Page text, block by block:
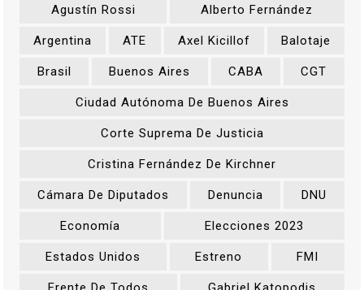
Agustín Rossi Alberto Fernández
Argentina ATE Axel Kicillof Balotaje
Brasil Buenos Aires CABA CGT
Ciudad Autónoma De Buenos Aires
Corte Suprema De Justicia
Cristina Fernández De Kirchner
Cámara De Diputados Denuncia DNU
Economía Elecciones 2023
Estados Unidos Estreno FMI